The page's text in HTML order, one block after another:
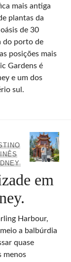
mais antiga
plantas da
de 30
do porto de
posições mais
Gardens é
e um dos
sul.
Real de Sydney,
em
Harbour,
a balbúrdia
quase
menos